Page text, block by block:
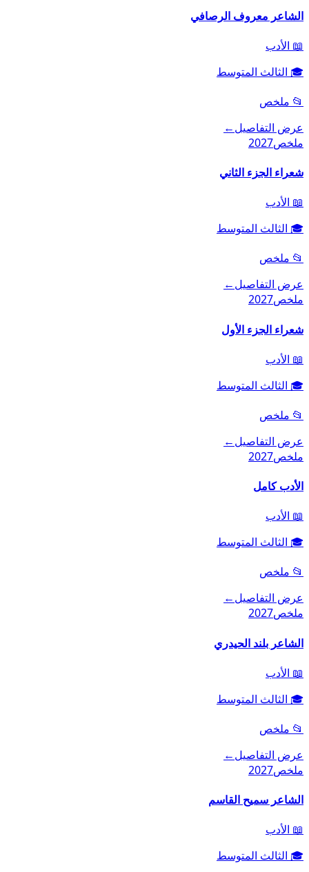
الشاعر معروف الرصافي
📖 الأدب
🎓 الثالث المتوسط
📂 ملخص
عرض التفاصيل←
ملخص2027
شعراء الجزء الثاني
📖 الأدب
🎓 الثالث المتوسط
📂 ملخص
عرض التفاصيل←
ملخص2027
شعراء الجزء الأول
📖 الأدب
🎓 الثالث المتوسط
📂 ملخص
عرض التفاصيل←
ملخص2027
الأدب كامل
📖 الأدب
🎓 الثالث المتوسط
📂 ملخص
عرض التفاصيل←
ملخص2027
الشاعر بلند الحيدري
📖 الأدب
🎓 الثالث المتوسط
📂 ملخص
عرض التفاصيل←
ملخص2027
الشاعر سميح القاسم
📖 الأدب
🎓 الثالث المتوسط